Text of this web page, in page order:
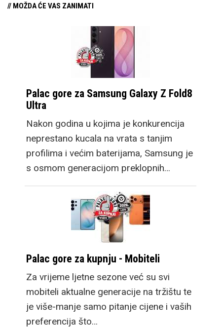
// MOŽDA ĆE VAS ZANIMATI
Palac gore za Samsung Galaxy Z Fold8
Ultra
Nakon godina u kojima je konkurencija
neprestano kucala na vrata s tanjim
profilima i većim baterijama, Samsung je
s osmom generacijom preklopnih…
Palac gore za kupnju - Mobiteli
Za vrijeme ljetne sezone već su svi
mobiteli aktualne generacije na tržištu te
je više-manje samo pitanje cijene i vaših
preferencija što…